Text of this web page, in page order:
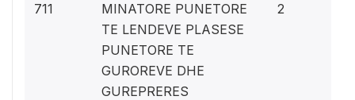
711
MINATORE PUNETORE
TE LENDEVE PLASESE
PUNETORE TE
GUROREVE DHE
GUREPRERES
2